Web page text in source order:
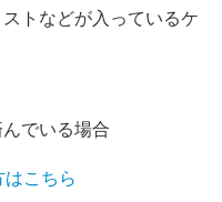
トなどが入っているケ
でいる場合
こちら